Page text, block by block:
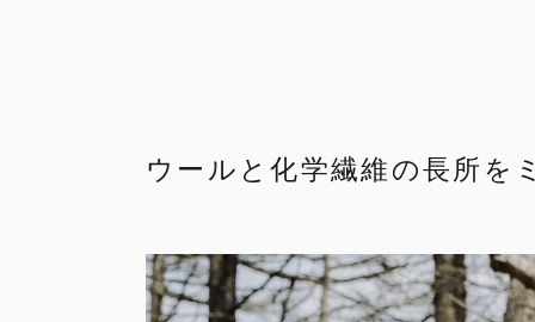
ウールと化学繊維の長所を